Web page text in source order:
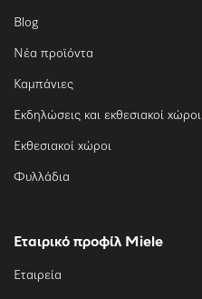
Blog
Νέα προϊόντα
Καμπάνιες
Εκδηλώσεις και εκθεσιακοί χώροι
Εκθεσιακοί χώροι
Φυλλάδια
Εταιρικό προφίλ Miele
Εταιρεία